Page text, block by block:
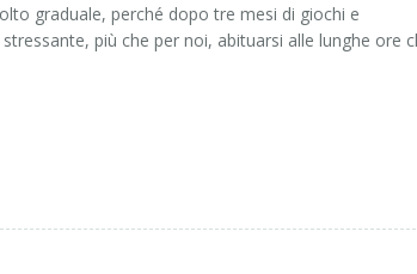
graduale, perché dopo tre mesi di giochi e
più che per noi, abituarsi alle lunghe ore